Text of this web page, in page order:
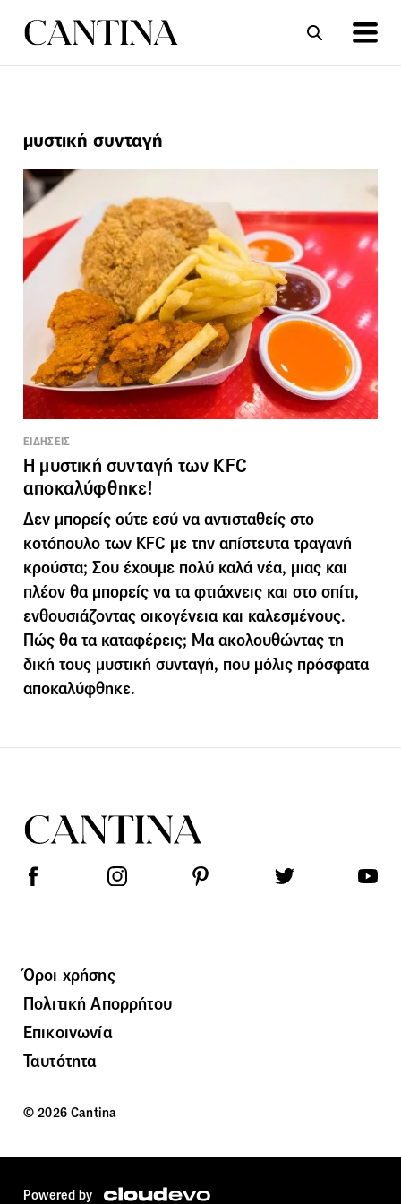
μυστική συνταγή
ΕΙΔΗΣΕΙΣ
Η μυστική συνταγή των KFC
αποκαλύφθηκε!
Δεν μπορείς ούτε εσύ να αντισταθείς στο
κοτόπουλο των KFC με την απίστευτα τραγανή
κρούστα; Σου έχουμε πολύ καλά νέα, μιας και
πλέον θα μπορείς να τα φτιάχνεις και στο σπίτι,
ενθουσιάζοντας οικογένεια και καλεσμένους.
Πώς θα τα καταφέρεις; Μα ακολουθώντας τη
δική τους μυστική συνταγή, που μόλις πρόσφατα
αποκαλύφθηκε.
Όροι χρήσης
Πολιτική Απορρήτου
Επικοινωνία
Ταυτότητα
© 2026 Cantina
Powered by